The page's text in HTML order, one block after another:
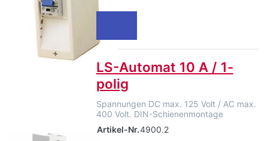
LS-Automat 10 A / 1-
polig
Spannungen DC max. 125 Volt / AC max.
400 Volt. DIN-Schienenmontage
Artikel-Nr.4900.2